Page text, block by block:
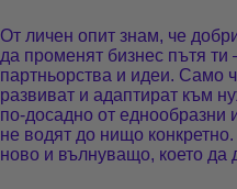
От личен опит знам, че
да променят бизнес пътя ти
партньорства и идеи. Само
развиват и адаптират към
по-досадно от еднообразни
не водят до нищо
ново и вълнуващо, което да